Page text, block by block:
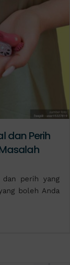
dan Perih
perih yang
boleh Anda